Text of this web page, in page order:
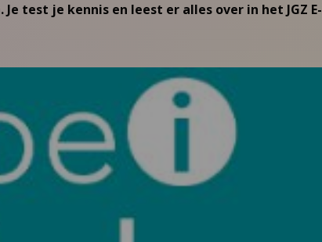
test je kennis en leest er alles over in het JGZ E-